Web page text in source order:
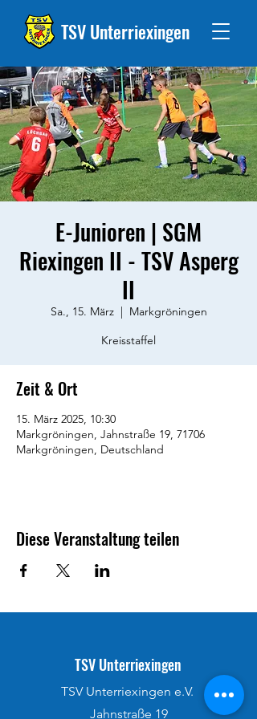
TSV Unterriexingen
E-Junioren | SGM
Riexingen II - TSV Asperg
II
Sa., 15. März
  |
Markgröningen
Kreisstaffel
Zeit & Ort
15. März 2025, 10:30
Markgröningen, Jahnstraße 19, 71706
Markgröningen, Deutschland
Diese Veranstaltung teilen
TSV Unterriexingen
TSV Unterriexingen e.V.
Jahnstraße 19